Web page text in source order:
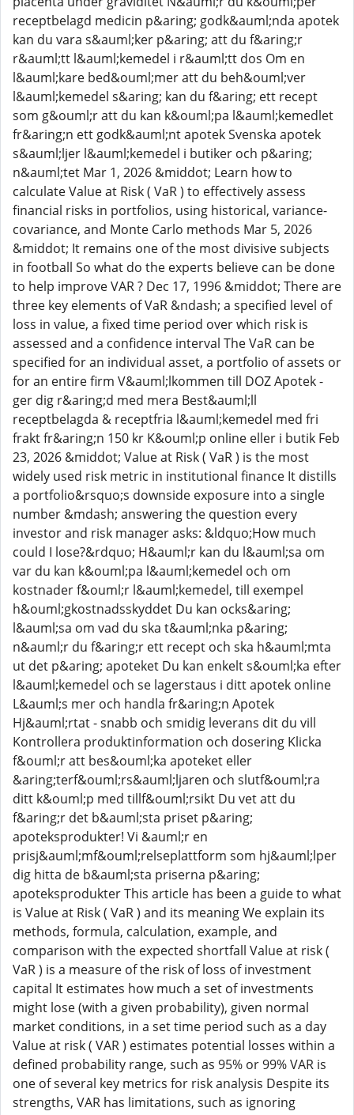
receptbelagd medicin p&aring; godk&auml;nda apotek
kan du vara s&auml;ker p&aring; att du f&aring;r
r&auml;tt l&auml;kemedel i r&auml;tt dos Om en
l&auml;kare bed&ouml;mer att du beh&ouml;ver
l&auml;kemedel s&aring; kan du f&aring; ett recept
som g&ouml;r att du kan k&ouml;pa l&auml;kemedlet
fr&aring;n ett godk&auml;nt apotek Svenska apotek
s&auml;ljer l&auml;kemedel i butiker och p&aring;
n&auml;tet Mar 1, 2026 &middot; Learn how to
calculate Value at Risk ( VaR ) to effectively assess
financial risks in portfolios, using historical, variance-
covariance, and Monte Carlo methods Mar 5, 2026
&middot; It remains one of the most divisive subjects
in football So what do the experts believe can be done
to help improve VAR ? Dec 17, 1996 &middot; There are
three key elements of VaR &ndash; a specified level of
loss in value, a fixed time period over which risk is
assessed and a confidence interval The VaR can be
specified for an individual asset, a portfolio of assets or
for an entire firm V&auml;lkommen till DOZ Apotek -
ger dig r&aring;d med mera Best&auml;ll
receptbelagda & receptfria l&auml;kemedel med fri
frakt fr&aring;n 150 kr K&ouml;p online eller i butik Feb
23, 2026 &middot; Value at Risk ( VaR ) is the most
widely used risk metric in institutional finance It distills
a portfolio&rsquo;s downside exposure into a single
number &mdash; answering the question every
investor and risk manager asks: &ldquo;How much
could I lose?&rdquo; H&auml;r kan du l&auml;sa om
var du kan k&ouml;pa l&auml;kemedel och om
kostnader f&ouml;r l&auml;kemedel, till exempel
h&ouml;gkostnadsskyddet Du kan ocks&aring;
l&auml;sa om vad du ska t&auml;nka p&aring;
n&auml;r du f&aring;r ett recept och ska h&auml;mta
ut det p&aring; apoteket Du kan enkelt s&ouml;ka efter
l&auml;kemedel och se lagerstaus i ditt apotek online
L&auml;s mer och handla fr&aring;n Apotek
Hj&auml;rtat - snabb och smidig leverans dit du vill
Kontrollera produktinformation och dosering Klicka
f&ouml;r att bes&ouml;ka apoteket eller
&aring;terf&ouml;rs&auml;ljaren och slutf&ouml;ra
ditt k&ouml;p med tillf&ouml;rsikt Du vet att du
f&aring;r det b&auml;sta priset p&aring;
apoteksprodukter! Vi &auml;r en
prisj&auml;mf&ouml;relseplattform som hj&auml;lper
dig hitta de b&auml;sta priserna p&aring;
apoteksprodukter This article has been a guide to what
is Value at Risk ( VaR ) and its meaning We explain its
methods, formula, calculation, example, and
comparison with the expected shortfall Value at risk (
VaR ) is a measure of the risk of loss of investment
capital It estimates how much a set of investments
might lose (with a given probability), given normal
market conditions, in a set time period such as a day
Value at risk ( VAR ) estimates potential losses within a
defined probability range, such as 95% or 99% VAR is
one of several key metrics for risk analysis Despite its
strengths, VAR has limitations, such as ignoring